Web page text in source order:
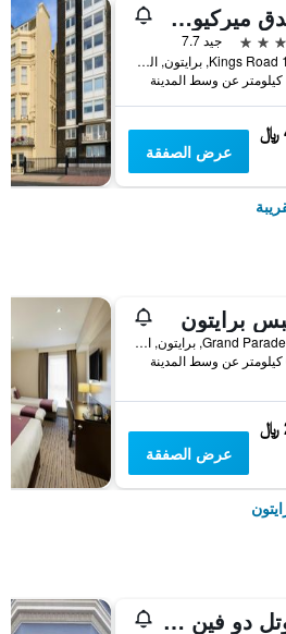
فندق ميركيور برايتون سيفرونت
جيد 7.7
149 Kings Road, برايتون, المملكة المتحدة
عرض الصفقة
برايتون
76 Grand Parade, برايتون, المملكة المتحدة
عرض الصفقة
هوتل دو فين بريجتون